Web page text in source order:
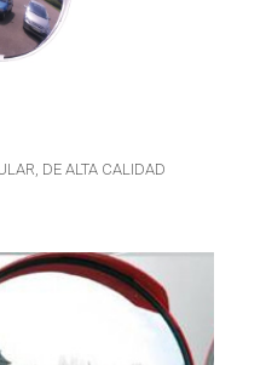
DE ALTA CALIDAD